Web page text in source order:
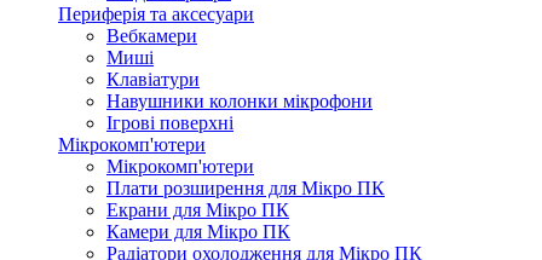
Периферія та аксесуари
Вебкамери
Миші
Клавіатури
Навушники колонки мікрофони
Ігрові поверхні
Мікрокомп'ютери
Мікрокомп'ютери
Плати розширення для Мікро ПК
Екрани для Мікро ПК
Камери для Мікро ПК
Радіатори охолодження для Мікро ПК